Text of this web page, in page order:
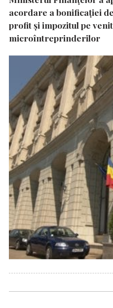
acordare a bonificației
profit și impozitul pe
microîntreprinderilor